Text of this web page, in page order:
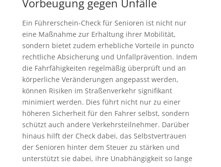
Vorbeugung gegen Unfälle
Ein Führerschein-Check für Senioren ist nicht nur
eine Maßnahme zur Erhaltung ihrer Mobilität,
sondern bietet zudem erhebliche Vorteile in puncto
rechtliche Absicherung und Unfallprävention. Indem
die Fahrfähigkeiten regelmäßig überprüft und an
körperliche Veränderungen angepasst werden,
können Risiken im Straßenverkehr signifikant
minimiert werden. Dies führt nicht nur zu einer
höheren Sicherheit für den Fahrer selbst, sondern
schützt auch andere Verkehrsteilnehmer. Darüber
hinaus hilft der Check dabei, das Selbstvertrauen
der Senioren hinter dem Steuer zu stärken und
unterstützt sie dabei, ihre Unabhängigkeit so lange